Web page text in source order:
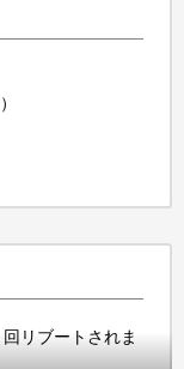
リブートされま